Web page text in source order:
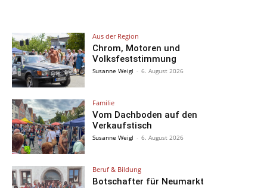
Aus der Region
Chrom, Motoren und
Volksfeststimmung
Susanne Weigl - 6. August 2026
Familie
Vom Dachboden auf den
Verkaufstisch
Susanne Weigl - 6. August 2026
Beruf & Bildung
Botschafter für Neumarkt